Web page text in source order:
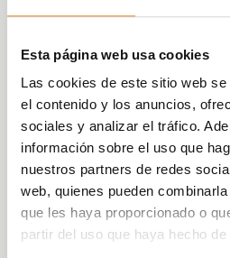
Esta página web usa cookies
Las cookies de este sitio web
el contenido y los anuncios,
sociales y analizar el tráfico.
información sobre el uso que
nuestros partners de redes
web, quienes pueden
que les haya proporcionado o
partir del uso que haya hecho